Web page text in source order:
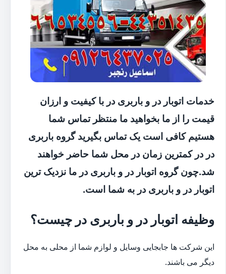
خدمات اتوبار در و باربری در با کیفیت و ارزان
قیمت را از ما بخواهید ما منتظر تماس شما
هستیم کافی است یک تماس بگیرید گروه باربری
در در کمترین زمان در محل شما حاضر خواهند
شد.چون گروه اتوبار در و باربری در ما نزدیک ترین
اتوبار در و باربری در به شما است.
وظیفه اتوبار در و باربری در چیست؟
این شرکت ها جابجایی وسایل و لوازم شما از محلی به محل
دیگر می باشند.